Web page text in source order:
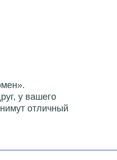
у вашего
отличный